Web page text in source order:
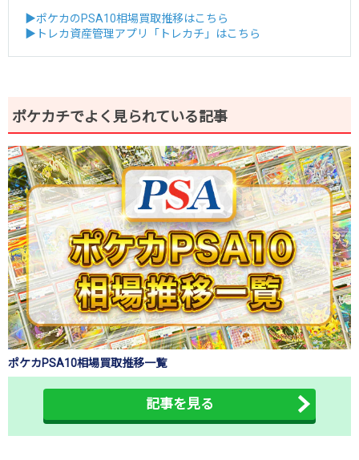
▶ポケカのPSA10相場買取推移はこちら
▶トレカ資産管理アプリ「トレカチ」はこちら
ポケカチでよく見られている記事
ポケカPSA10相場買取推移一覧
記事を見る